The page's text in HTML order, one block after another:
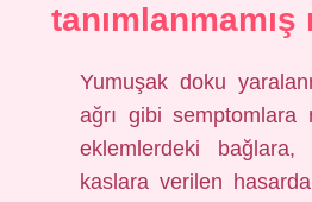
Yumuşak doku
ağrı gibi semptomlara
eklemlerdeki bağlara,
kaslara verilen